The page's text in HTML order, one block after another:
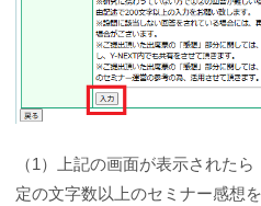
（1）上記の画面が表示された
定の文字数以上のセミナー感想